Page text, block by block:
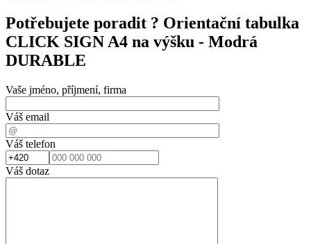
Potřebujete poradit ? Orientační tabulka
CLICK SIGN A4 na výšku - Modrá
DURABLE
Vaše jméno, příjmení, firma
Váš email
Váš telefon
Váš dotaz